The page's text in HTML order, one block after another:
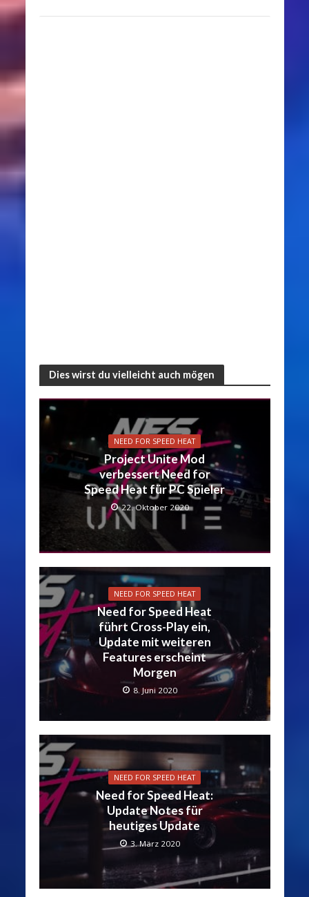
Dies wirst du vielleicht auch mögen
NEED FOR SPEED HEAT
Project Unite Mod
verbessert Need for
Speed Heat für PC Spieler
22. Oktober 2020
NEED FOR SPEED HEAT
Need for Speed Heat
führt Cross-Play ein,
Update mit weiteren
Features erscheint
Morgen
8. Juni 2020
NEED FOR SPEED HEAT
Need for Speed Heat:
Update Notes für
heutiges Update
3. März 2020